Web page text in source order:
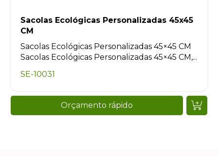
Sacolas Ecológicas Personalizadas 45x45
CM
Sacolas Ecológicas Personalizadas 45×45 CM
Sacolas Ecológicas Personalizadas 45×45 CM,...
SE-10031
Orçamento rápido